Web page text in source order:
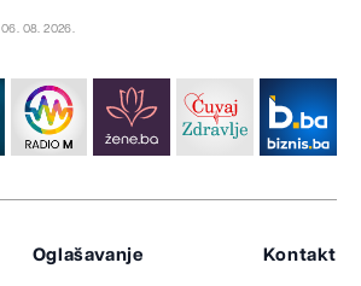
06. 08. 2026.
Oglašavanje Kontakt